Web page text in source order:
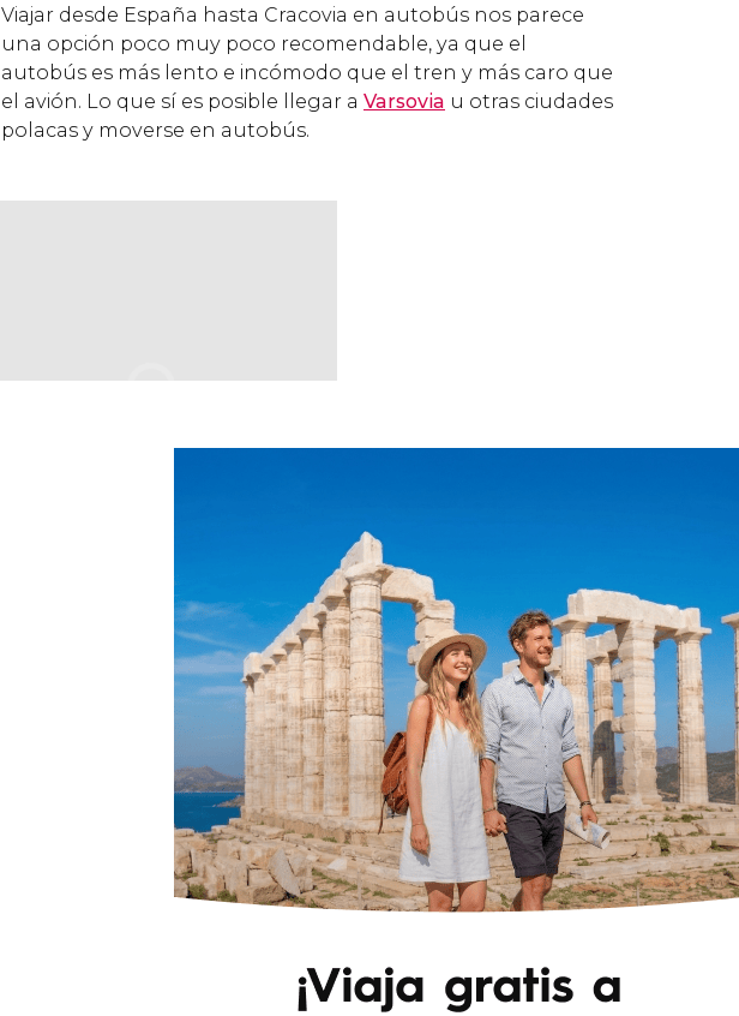
Viajar desde España hasta Cracovia en autobús nos parece
una opción poco muy poco recomendable, ya que el
autobús es más lento e incómodo que el tren y más caro que
el avión. Lo que sí es posible llegar a Varsovia u otras ciudades
polacas y moverse en autobús.